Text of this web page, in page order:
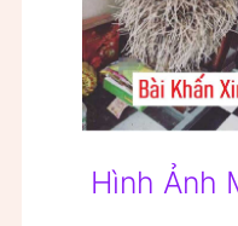
Hình Ảnh